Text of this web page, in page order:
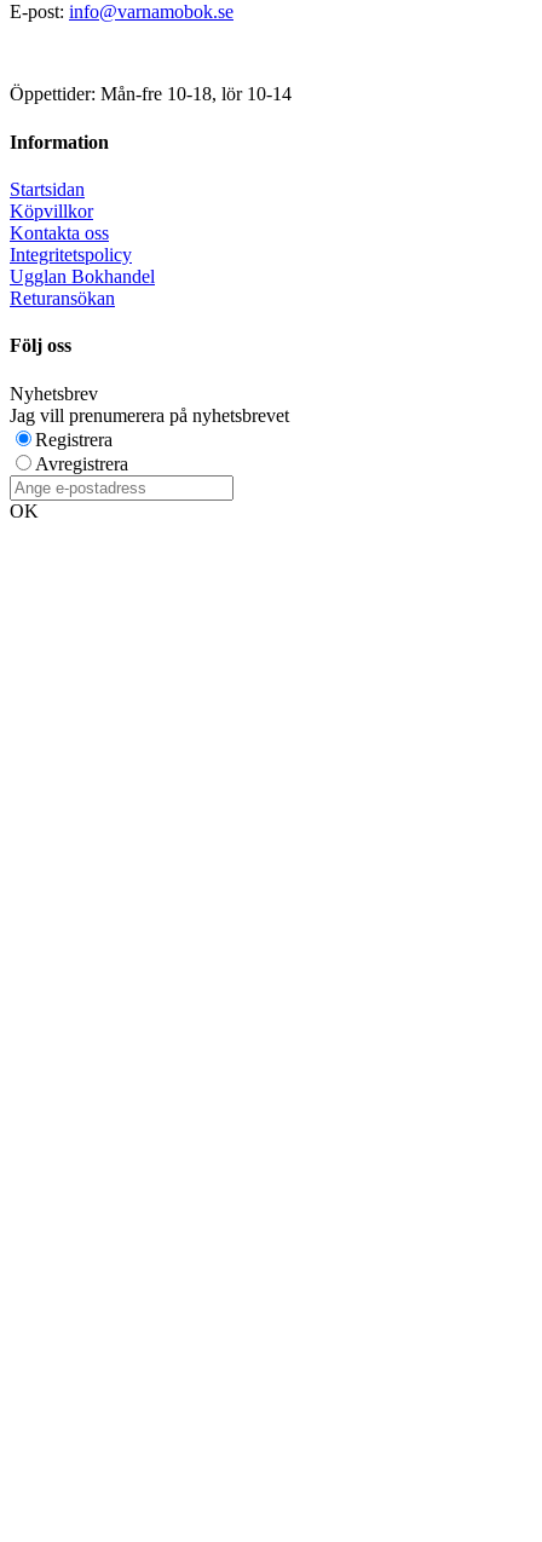
E-post: info@varnamobok.se
Öppettider: Mån-fre 10-18, lör 10-14
Information
Startsidan
Köpvillkor
Kontakta oss
Integritetspolicy
Ugglan Bokhandel
Returansökan
Följ oss
Nyhetsbrev
Jag vill prenumerera på nyhetsbrevet
Registrera
Avregistrera
OK